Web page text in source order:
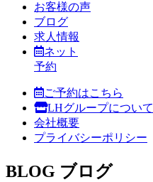
お客様の声
ブログ
求人情報
ネット
予約
ご予約はこちら
LHグループについて
会社概要
プライバシーポリシー
BLOG ブログ